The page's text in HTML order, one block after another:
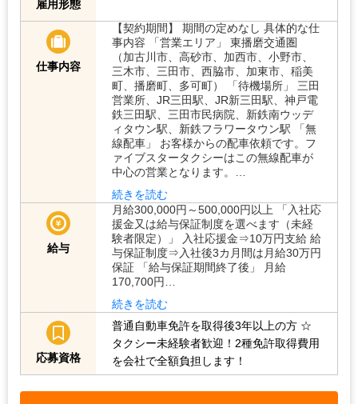
雇用形態
仕事内容
【契約期間】 期間の定めなし 具体的な仕
事内容 「営業エリア」 東播磨交通圏
（加古川市、高砂市、加西市、小野市、
三木市、三田市、西脇市、加東市、稲美
町、播磨町、多可町） 「待機場所」 三田
営業所、JR三田駅、JR新三田駅、神戸電
鉄三田駅、三田市民病院、新鉄南ウッデ
ィタウン駅、新鉄フラワータウン駅 「無
線配車」 お客様からの配車依頼です。フ
ァイブスタータクシーはこの無線配車が
中心の営業となります。…
続きを読む
給与
月給300,000円～500,000円以上 「入社応
援金又は給与保証制度を選べます（未経
験者限定）」 入社応援金⇒10万円支給 給
与保証制度⇒入社後3カ月間は月給30万円
保証 「給与保証期間終了後」 月給
170,700円…
続きを読む
応募資格
普通自動車免許を取得後3年以上の方 ☆
タクシー未経験者歓迎！2種免許取得費用
を会社で全額負担します！